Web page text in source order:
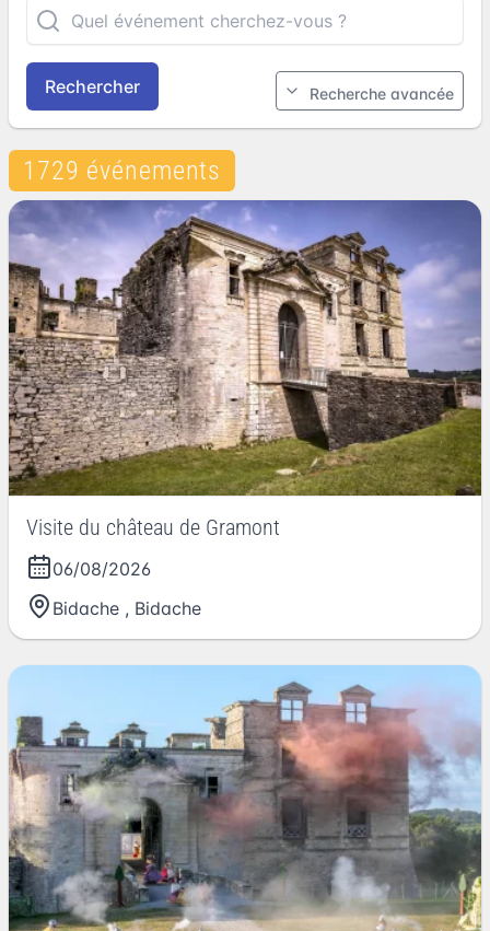
Rechercher Recherche avancée
1729 événements
Visite du château de Gramont
06/08/2026
Bidache , Bidache